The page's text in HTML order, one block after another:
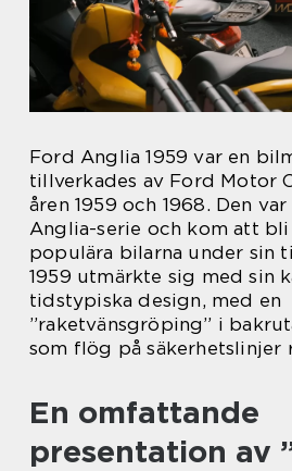
Ford Anglia 1959 var en
tillverkades av Ford Motor
åren 1959 och 1968. Den
Anglia-serie och kom att bli
populära bilarna under sin
1959 utmärkte sig med sin
tidstypiska design, med en
”raketvänsgröping” i
som flög på säkerhetslinjer
En omfattande
presentation av